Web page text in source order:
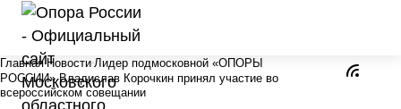
Главная Новости Лидер подмосковной «ОПОРЫ
РОССИИ» Владислав Корочкин принял участие во
всероссийском совещании